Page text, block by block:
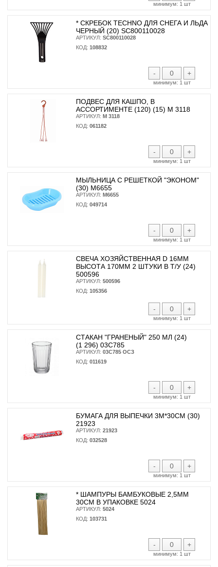
минимум: 1 шт
* CКРЕБОК TECHNO ДЛЯ СНЕГА И ЛЬДА
ЧЕРНЫЙ (20) SC800110028
АРТИКУЛ: SC800110028
КОД: 108832
- +
минимум: 1 шт
ПОДВЕС ДЛЯ КАШПО, В
АССОРТИМЕНТЕ (120) (15) М 3118
АРТИКУЛ: М 3118
КОД: 061182
- +
минимум: 1 шт
МЫЛЬНИЦА С РЕШЕТКОЙ "ЭКОНОМ"
(30) М6655
АРТИКУЛ: М6655
КОД: 049714
- +
минимум: 1 шт
СВЕЧА ХОЗЯЙСТВЕННАЯ D 16ММ
ВЫСОТА 170ММ 2 ШТУКИ В Т/У (24)
500596
АРТИКУЛ: 500596
КОД: 105356
- +
минимум: 1 шт
СТАКАН "ГРАНЕНЫЙ" 250 МЛ (24)
(1 296) 03С785
АРТИКУЛ: 03С785 ОСЗ
КОД: 011619
- +
минимум: 1 шт
БУМАГА ДЛЯ ВЫПЕЧКИ 3М*30СМ (30)
21923
АРТИКУЛ: 21923
КОД: 032528
- +
минимум: 1 шт
* ШАМПУРЫ БАМБУКОВЫЕ 2,5ММ
30СМ В УПАКОВКЕ 5024
АРТИКУЛ: 5024
КОД: 103731
- +
минимум: 1 шт